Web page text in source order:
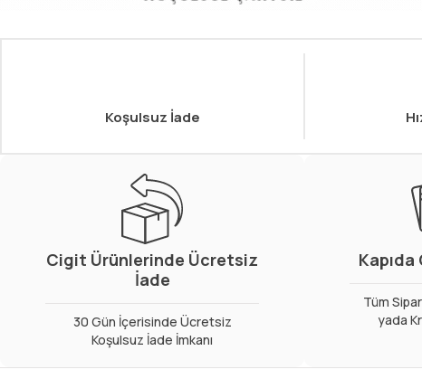
Koşulsuz İade
Cigit Ürünlerinde Ücretsiz
İade
30 Gün İçerisinde Ücretsiz
Koşulsuz İade İmkanı
Tüm
yada